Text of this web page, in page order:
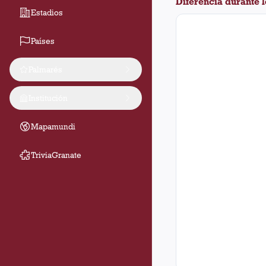
Estadios
Países
Mapamundi
TriviaGranate